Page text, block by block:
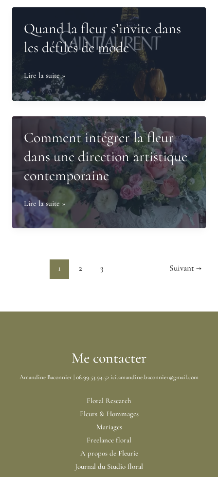
fleurs
après
un
décès
Quand la fleur s’invite dans
les défilés de mode
Quand
la
fleur
s’invite
dans
les
défilés
de
Lire la suite »
Comment intégrer la fleur
dans une direction artistique
contemporaine
Comment
intégrer
la
Lire la suite »
1 2 3 Suivant→
Me contacter
Amandine Baconnier | 06.99.53.94.52 ici.amandine.baconnier@gmail.com
Floral Research
Fleurs & Hommages
Mariages
Freelance floral
A propos de Fleurie
Journal du Studio floral